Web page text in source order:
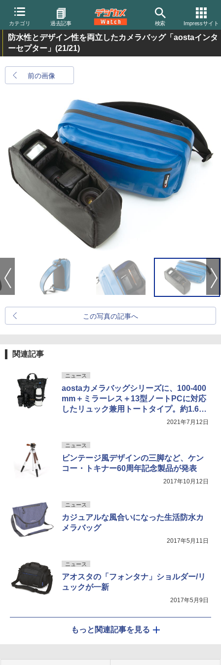
カテゴリ 過去記事 検索 Impressサイト
防水性とデザイン性を両立したカメラバッグ「aostaインタ
ーセプター」 (21/21)
前の画像
この写真の記事へ
関連記事
ニュース
aostaカメラバッグシリーズに、100-400
mm＋ミラーレス＋13型ノートPCに対応
したリュック兼用トートタイプ。約1.6万
2021年7月12日
ニュース
ビンテージ風デザインの三脚など、ケン
コー・トキナー60周年記念製品が発表
2017年10月12日
ニュース
カジュアルな風合いになった生活防水カ
メラバッグ
2017年5月11日
ニュース
アオスタの「フォンタナ」ショルダー/リ
ュックが一新
2017年5月9日
もっと関連記事を見る